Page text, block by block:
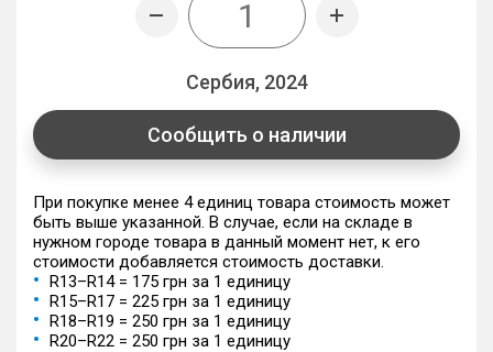
Сербия, 2024
Сообщить о наличии
При покупке менее 4 единиц товара стоимость может
быть выше указанной. В случае, если на складе в
нужном городе товара в данный момент нет, к его
стоимости добавляется стоимость доставки.
R13–R14 = 175 грн за 1 единицу
R15–R17 = 225 грн за 1 единицу
R18–R19 = 250 грн за 1 единицу
R20–R22 = 250 грн за 1 единицу